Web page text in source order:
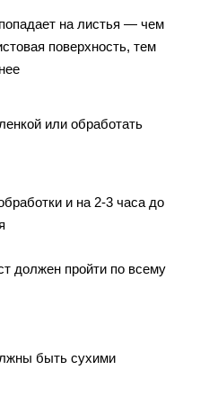
на листья — чем
поверхность, тем
или обработать
и на 2-3 часа до
должен пройти по всему
быть сухими